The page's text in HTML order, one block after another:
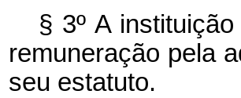
§ 3º A
remuneração pela
seu estatuto.